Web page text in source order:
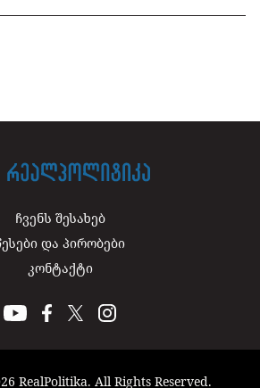
ჩვენს შესახებ
და პირობები
კონტაქტი
RealPolitika. All Rights Reserved.